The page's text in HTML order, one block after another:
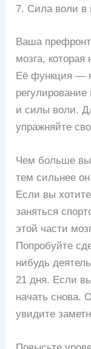
7. Сила воли в
Ваша
мозга,
Её функция —
и силы воли.
упражняйте
Чем больше вы
тем сильнее
Если вы
заняться
этой части
Попробуйте
нибудь
21 дня. Если
начать снова.
увидите